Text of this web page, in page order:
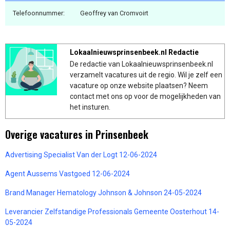
Telefoonnummer: Geoffrey van Cromvoirt
Lokaalnieuwsprinsenbeek.nl Redactie
De redactie van Lokaalnieuwsprinsenbeek.nl
verzamelt vacatures uit de regio. Wil je zelf een
vacature op onze website plaatsen? Neem
contact met ons op voor de mogelijkheden van
het insturen.
Overige vacatures in Prinsenbeek
Advertising Specialist Van der Logt 12-06-2024
Agent Aussems Vastgoed 12-06-2024
Brand Manager Hematology Johnson & Johnson 24-05-2024
Leverancier Zelfstandige Professionals Gemeente Oosterhout 14-
05-2024